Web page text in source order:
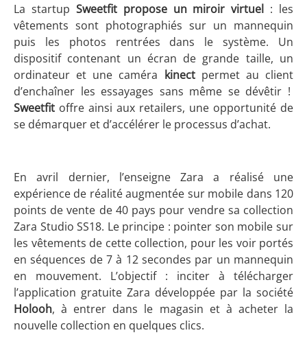
La startup Sweetfit propose un miroir virtuel : les
vêtements sont photographiés sur un mannequin
puis les photos rentrées dans le système. Un
dispositif contenant un écran de grande taille, un
ordinateur et une caméra kinect permet au client
d’enchaîner les essayages sans même se dévêtir !
Sweetfit offre ainsi aux retailers, une opportunité de
se démarquer et d’accélérer le processus d’achat.
En avril dernier, l’enseigne Zara a réalisé une
expérience de réalité augmentée sur mobile dans 120
points de vente de 40 pays pour vendre sa collection
Zara Studio SS18. Le principe : pointer son mobile sur
les vêtements de cette collection, pour les voir portés
en séquences de 7 à 12 secondes par un mannequin
en mouvement. L’objectif : inciter à télécharger
l’application gratuite Zara développée par la société
Holooh, à entrer dans le magasin et à acheter la
nouvelle collection en quelques clics.